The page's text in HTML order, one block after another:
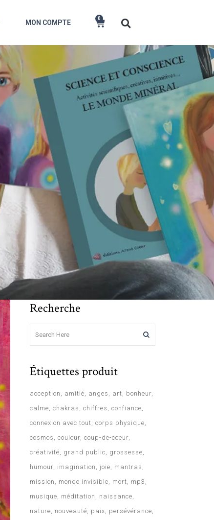
MON COMPTE
0
Recherche
Étiquettes produit
acception amitié anges art
bonheur
calme chakras chiffres
confiance
connexion avec tout corps physique
cosmos
couleur coup-de-coeur
créativité
grand public
grossesse
humour imagination joie
mantras
mission
monde invisible mort
mp3
musique
méditation
naissance
nature
nouveauté paix
persévérance